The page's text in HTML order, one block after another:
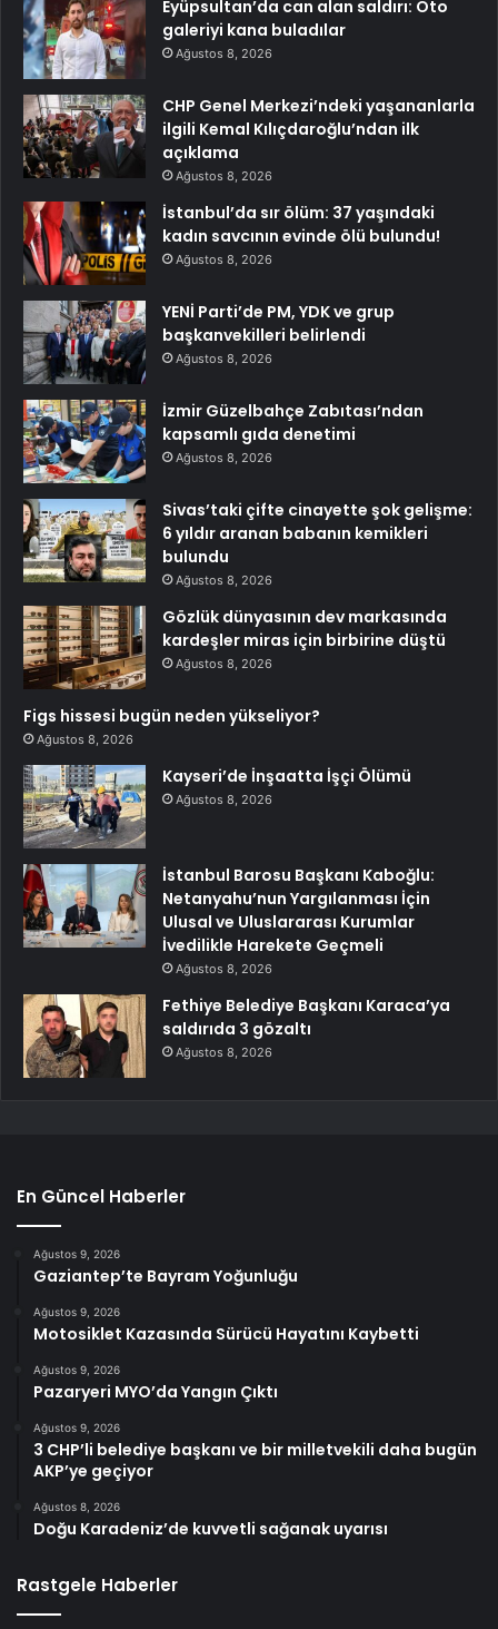
Eyüpsultan’da can alan saldırı: Oto
galeriyi kana buladılar
Ağustos 8, 2026
CHP Genel Merkezi’ndeki yaşananlarla
ilgili Kemal Kılıçdaroğlu’ndan ilk
açıklama
Ağustos 8, 2026
İstanbul’da sır ölüm: 37 yaşındaki
kadın savcının evinde ölü bulundu!
Ağustos 8, 2026
YENİ Parti’de PM, YDK ve grup
başkanvekilleri belirlendi
Ağustos 8, 2026
İzmir Güzelbahçe Zabıtası’ndan
kapsamlı gıda denetimi
Ağustos 8, 2026
Sivas’taki çifte cinayette şok gelişme:
6 yıldır aranan babanın kemikleri
bulundu
Ağustos 8, 2026
Gözlük dünyasının dev markasında
kardeşler miras için birbirine düştü
Ağustos 8, 2026
Figs hissesi bugün neden yükseliyor?
Ağustos 8, 2026
Kayseri’de İnşaatta İşçi Ölümü
Ağustos 8, 2026
İstanbul Barosu Başkanı Kaboğlu:
Netanyahu’nun Yargılanması İçin
Ulusal ve Uluslararası Kurumlar
İvedilikle Harekete Geçmeli
Ağustos 8, 2026
Fethiye Belediye Başkanı Karaca’ya
saldırıda 3 gözaltı
Ağustos 8, 2026
En Güncel Haberler
Ağustos 9, 2026
Gaziantep’te Bayram Yoğunluğu
Ağustos 9, 2026
Motosiklet Kazasında Sürücü Hayatını Kaybetti
Ağustos 9, 2026
Pazaryeri MYO’da Yangın Çıktı
Ağustos 9, 2026
3 CHP’li belediye başkanı ve bir milletvekili daha bugün
AKP’ye geçiyor
Ağustos 8, 2026
Doğu Karadeniz’de kuvvetli sağanak uyarısı
Rastgele Haberler